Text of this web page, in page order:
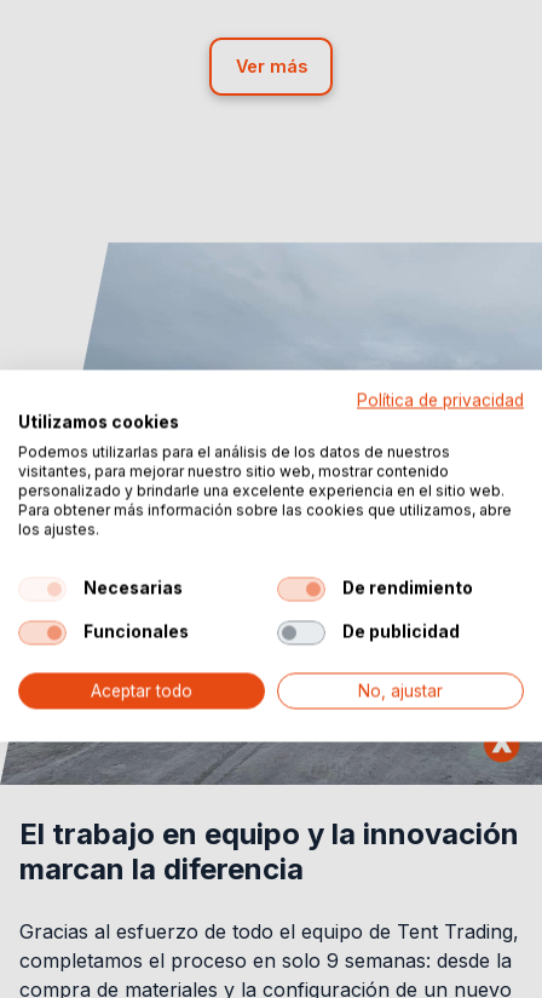
Ver más
El trabajo en equipo y la innovación
marcan la diferencia
Gracias al esfuerzo de todo el equipo de Tent Trading,
completamos el proceso en solo 9 semanas: desde la
compra de materiales y la configuración de un nuevo
Política de privacidad
Utilizamos cookies
Podemos utilizarlas para el análisis de los datos de nuestros
visitantes, para mejorar nuestro sitio web, mostrar contenido
personalizado y brindarle una excelente experiencia en el sitio web.
Para obtener más información sobre las cookies que utilizamos, abre
los ajustes.
Necesarias De rendimiento
Funcionales De publicidad
Aceptar todo No, ajustar